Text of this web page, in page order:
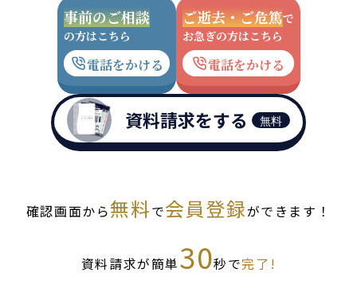
事前のご相談
の方はこちら
電話をかける
ご逝去・ご危篤で
お急ぎの方はこちら
電話をかける
資料請求をする 無料
確認画面から無料で会員登録ができます！
資料請求が簡単30秒で完了!